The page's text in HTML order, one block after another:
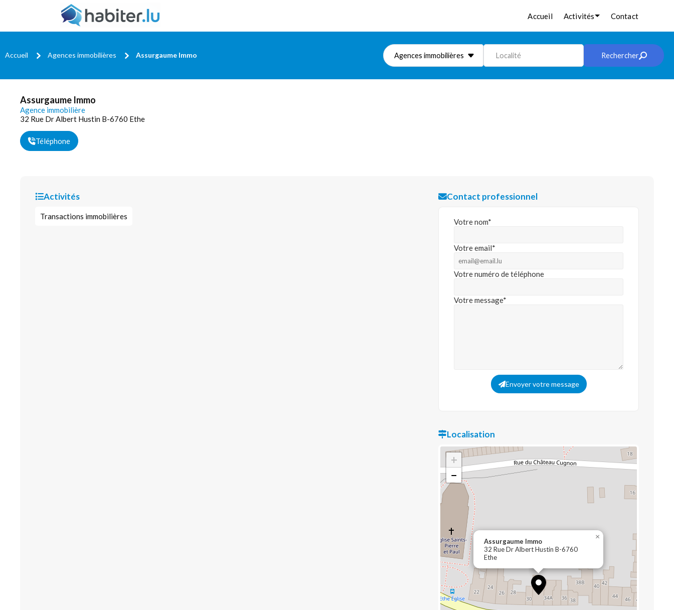
Accueil Activités Contact
Accueil Agences immobilières Assurgaume Immo Agences immobilières Localité Rechercher
Assurgaume Immo
Agence immobilière
32 Rue Dr Albert Hustin B-6760 Ethe
Téléphone
Activités
Transactions immobilières
Contact professionnel
Votre nom*
Votre email*
Votre numéro de téléphone
Votre message*
Envoyer votre message
Localisation
Assurgaume Immo
32 Rue Dr Albert Hustin B-6760
Ethe
×
+
−